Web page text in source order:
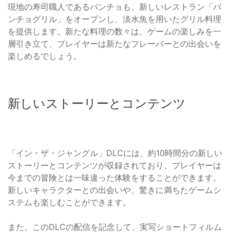
現地の寿司職人であるバンチョも、新しいレストラン「バ
ンチョグリル」をオープンし、淡水魚を用いたグリル料理
を提供します。新たな料理の数々は、ゲームの楽しみを一
層引き立て、プレイヤーは新たなフレーバーとの出会いを
楽しめるでしょう。
新しいストーリーとコンテンツ
「イン・ザ・ジャングル」DLCには、約10時間分の新しい
ストーリーとコンテンツが収録されており、プレイヤーは
今までの冒険とは一味違った体験をすることができます。
新しいキャラクターとの出会いや、驚きに満ちたゲームシ
ステムも楽しむことができます。
また、このDLCの配信を記念して、実写ショートフィルム